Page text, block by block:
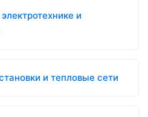
и
и тепловые сети